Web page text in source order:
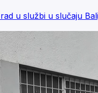
u službi u slučaju